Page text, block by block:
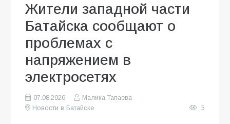
Жители западной части
Батайска сообщают о
проблемах с
напряжением в
электросетях
07.08.2026
Малика Тапаева
Новости в Батайске
5